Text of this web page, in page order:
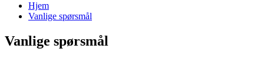
Hjem
Vanlige spørsmål
Vanlige spørsmål